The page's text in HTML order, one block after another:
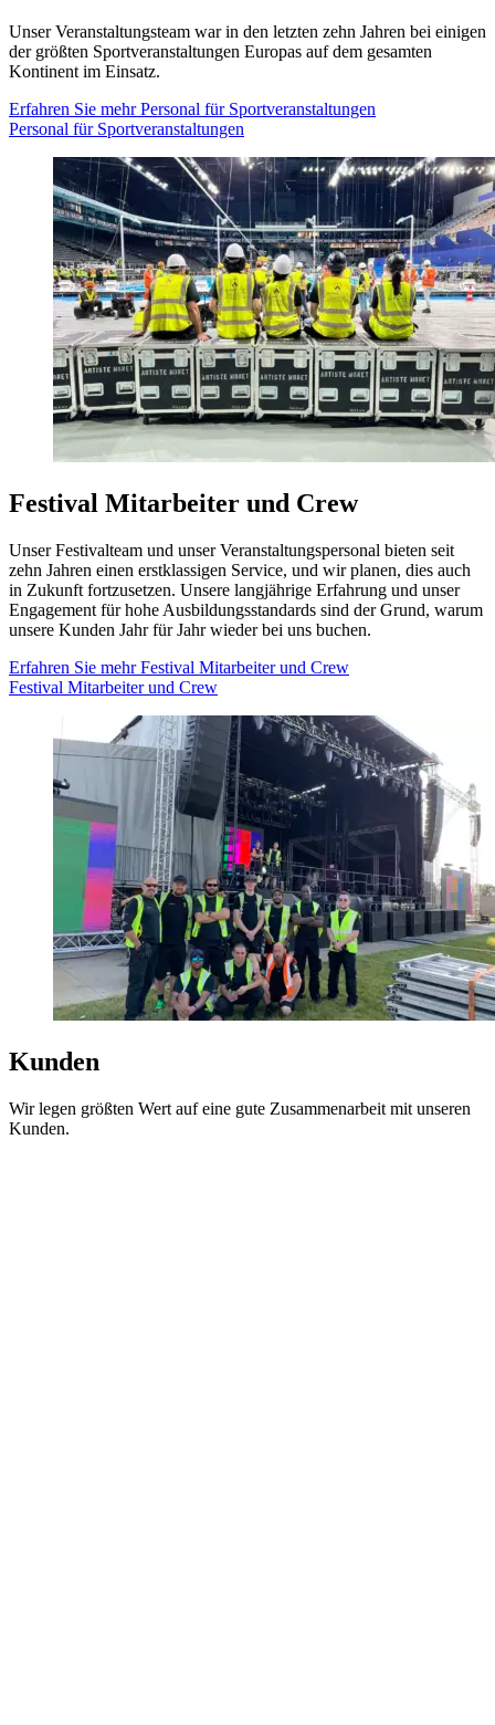
Unser Veranstaltungsteam war in den letzten zehn Jahren bei einigen
der größten Sportveranstaltungen Europas auf dem gesamten
Kontinent im Einsatz.
Erfahren Sie mehrPersonal für Sportveranstaltungen
Personal für Sportveranstaltungen
Festival Mitarbeiter und Crew
Unser Festivalteam und unser Veranstaltungspersonal bieten seit
zehn Jahren einen erstklassigen Service, und wir planen, dies auch
in Zukunft fortzusetzen. Unsere langjährige Erfahrung und unser
Engagement für hohe Ausbildungsstandards sind der Grund, warum
unsere Kunden Jahr für Jahr wieder bei uns buchen.
Erfahren Sie mehrFestival Mitarbeiter und Crew
Festival Mitarbeiter und Crew
Kunden
Wir legen größten Wert auf eine gute Zusammenarbeit mit unseren
Kunden.